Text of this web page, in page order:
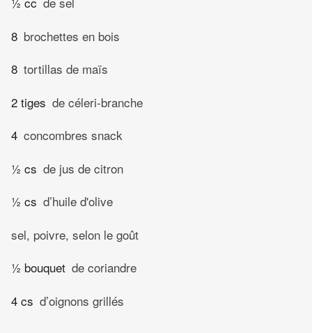
8 brochettes en bois
8 tortillas de maïs
2 tiges de céleri-branche
4 concombres snack
½ cs de jus de citron
½ cs d’huile d'olive
sel, poivre, selon le goût
½ bouquet de coriandre
4 cs d’oignons grillés